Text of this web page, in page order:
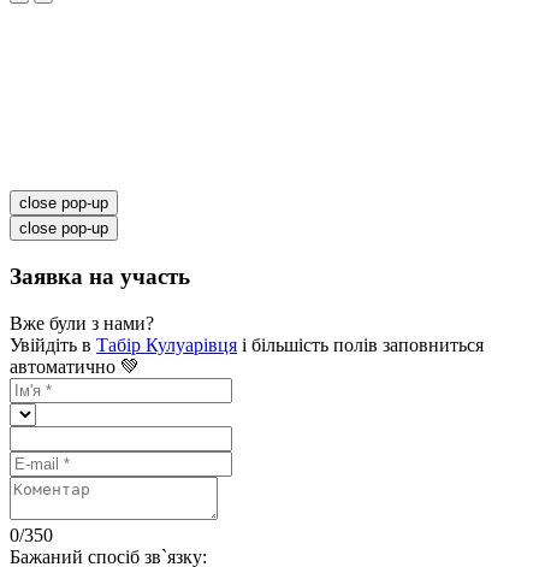
close pop-up
close pop-up
Заявка на участь
Вже були з нами?
Увійдіть в Табір Кулуарівця і більшість полів заповниться
автоматично 💚
0/350
Бажаний спосіб зв`язку: